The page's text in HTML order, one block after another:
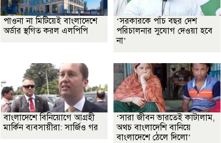
পাওনা না মিটিয়েই বাংলাদেশে
অর্ডার স্থগিত করল এলপিপি
‘সরকারকে পাঁচ বছর দেশ
পরিচালনার সুযোগ দেওয়া হবে
না’
বাংলাদেশে বিনিয়োগে আগ্রহী
মার্কিন ব্যবসায়ীরা: সার্জিও গর
‘সারা জীবন ভারতেই কাটালাম,
অথচ বাংলাদেশি বানিয়ে
বাংলাদেশে ঠেলে দিলো’